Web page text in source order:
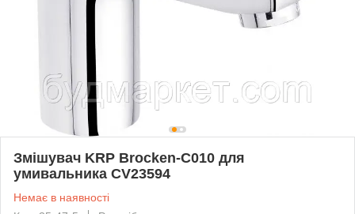
Змішувач KRP Brocken-C010 для
умивальника CV23594
Немає в наявності